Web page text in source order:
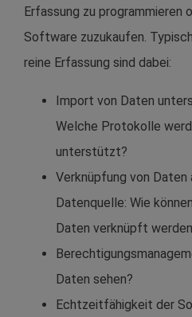
Erfassung zu programmieren
Software zuzukaufen.
reine Erfassung sind dabei:
Import von Daten
Welche Protokolle
unterstützt?
Verknüpfung von Daten
Datenquelle: Wie
Daten verknüpft
Daten sehen?
Echtzeitfähigkeit der